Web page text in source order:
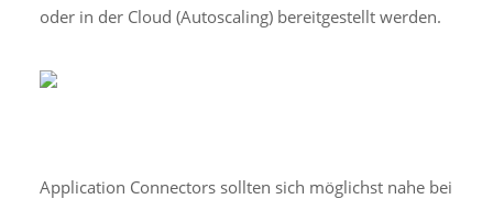
oder in der Cloud (Autoscaling) bereitgestellt werden.
Application Connectors sollten sich möglichst nahe bei